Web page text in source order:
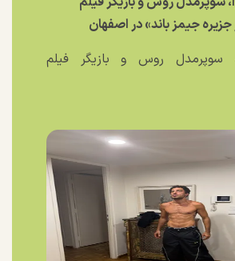
جیمز باند» در اصفهان
سوپرمدل روس و بازیگر فیلم